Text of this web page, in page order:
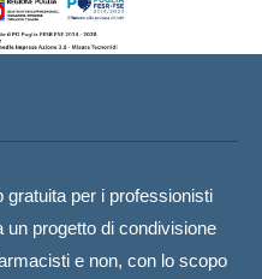
gratuita per i professionisti
progetto di condivisione
e non, con lo scopo